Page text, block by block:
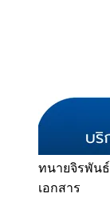
ทนายจิรพันธ์
เอกสาร